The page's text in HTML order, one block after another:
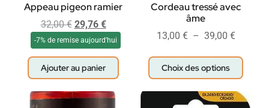
Appeau pigeon ramier
32,00€ 29,76 €
-7% de remise aujourd'hui
Ajouter au panier
Cordeau tressé avec
âme
13,00 € – 39,00 €
Choix des options